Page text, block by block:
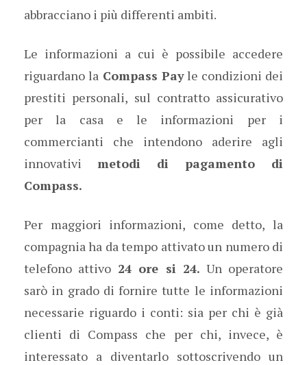
abbracciano i più differenti ambiti.
Le informazioni a cui è possibile accedere
riguardano laCompass Payle condizioni dei
prestiti personali, sul contratto assicurativo
per la casa e le informazioni per i
commercianti che intendono aderire agli
innovativi metodi di pagamento di
Compass.
Per maggiori informazioni, come detto, la
compagnia ha da tempo attivato un numero di
telefono attivo 24 ore si 24. Un operatore
sarò in grado di fornire tutte le informazioni
necessarie riguardo i conti: sia per chi è già
clienti di Compass che per chi, invece, è
interessato a diventarlo sottoscrivendo un